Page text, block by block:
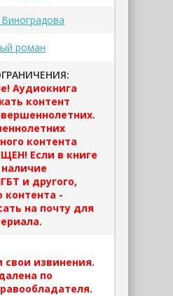
роман
Аудиокнига
контент
контента
Если в книге
и другого,
контента -
на почту для
извинения.
по